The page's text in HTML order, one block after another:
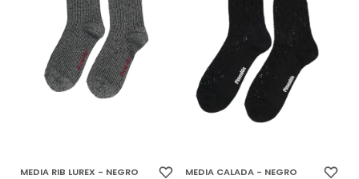
MEDIA RIB LUREX - NEGRO MEDIA CALADA - NEGRO